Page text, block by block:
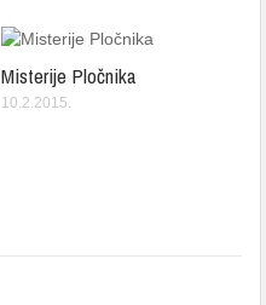
Misterije Pločnika
10.2.2015.